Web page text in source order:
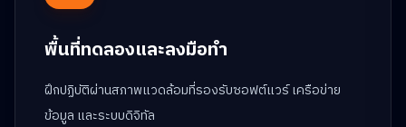
พื้นที่ทดลองและลงมือทำ
ฝึกปฏิบัติผ่านสภาพแวดล้อมที่รองรับซอฟต์แวร์ เครือข่าย
ข้อมูล และระบบดิจิทัล